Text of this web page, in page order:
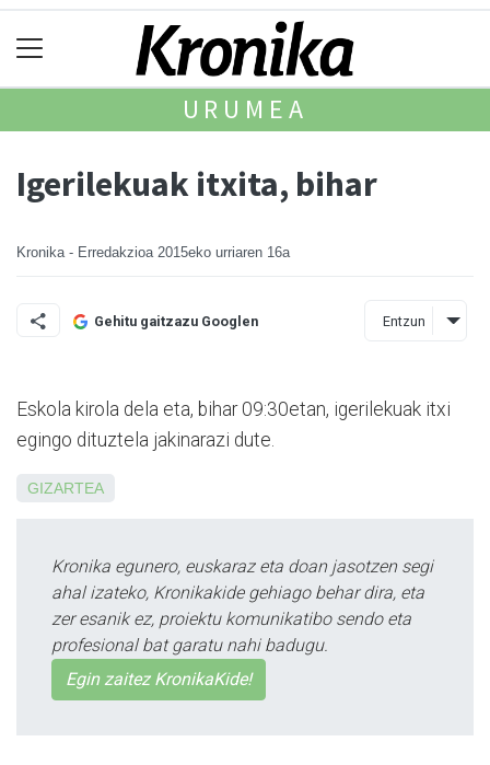
URUMEA
Igerilekuak itxita, bihar
Kronika - Erredakzioa 2015eko urriaren 16a
Gehitu gaitzazu Googlen Entzun
Eskola kirola dela eta, bihar 09:30etan, igerilekuak itxi
egingo dituztela jakinarazi dute.
GIZARTEA
Kronika egunero, euskaraz eta doan jasotzen segi
ahal izateko, Kronikakide gehiago behar dira, eta
zer esanik ez, proiektu komunikatibo sendo eta
profesional bat garatu nahi badugu.
Egin zaitez KronikaKide!